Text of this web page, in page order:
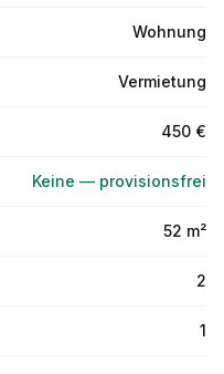
Wohnung
Vermietung
450 €
Keine — provisionsfrei
52 m²
2
1